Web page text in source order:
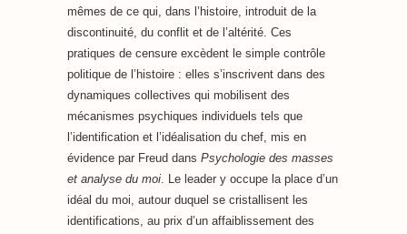
mêmes de ce qui, dans l’histoire, introduit de la
discontinuité, du conflit et de l’altérité. Ces
pratiques de censure excèdent le simple contrôle
politique de l’histoire : elles s’inscrivent dans des
dynamiques collectives qui mobilisent des
mécanismes psychiques individuels tels que
l’identification et l’idéalisation du chef, mis en
évidence par Freud dans Psychologie des masses
et analyse du moi. Le leader y occupe la place d’un
idéal du moi, autour duquel se cristallisent les
identifications, au prix d’un affaiblissement des